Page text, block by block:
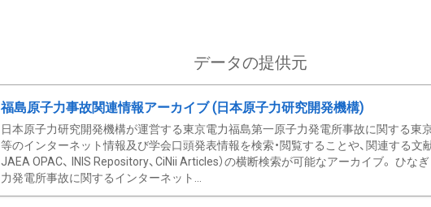
データの提供元
福島原子力事故関連情報アーカイブ (日本原子力研究開発機構)
日本原子力研究開発機構が運営する東京電力福島第一原子力発電所事故に関する東京
等のインターネット情報及び学会口頭発表情報を検索・閲覧することや、関連する文
JAEA OPAC、 INIS Repository、CiNii Articles）の横断検索が可能なアーカイブ。 ひな
力発電所事故に関するインターネット...